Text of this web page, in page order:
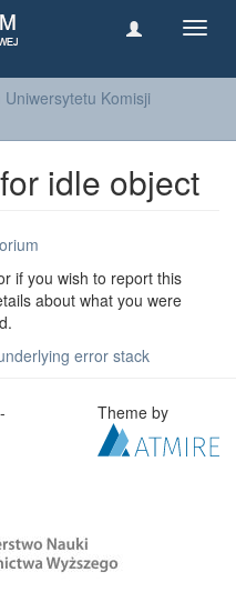
Komisji
idle object
if you wish to report this
about what you were
error stack
Theme by